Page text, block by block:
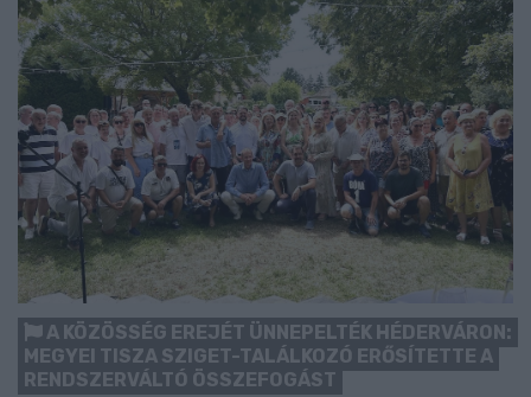
A KÖZÖSSÉG EREJÉT ÜNNEPELTÉK HÉDERVÁRON:
MEGYEI TISZA SZIGET-TALÁLKOZÓ ERŐSÍTETTE A
RENDSZERVÁLTÓ ÖSSZEFOGÁST